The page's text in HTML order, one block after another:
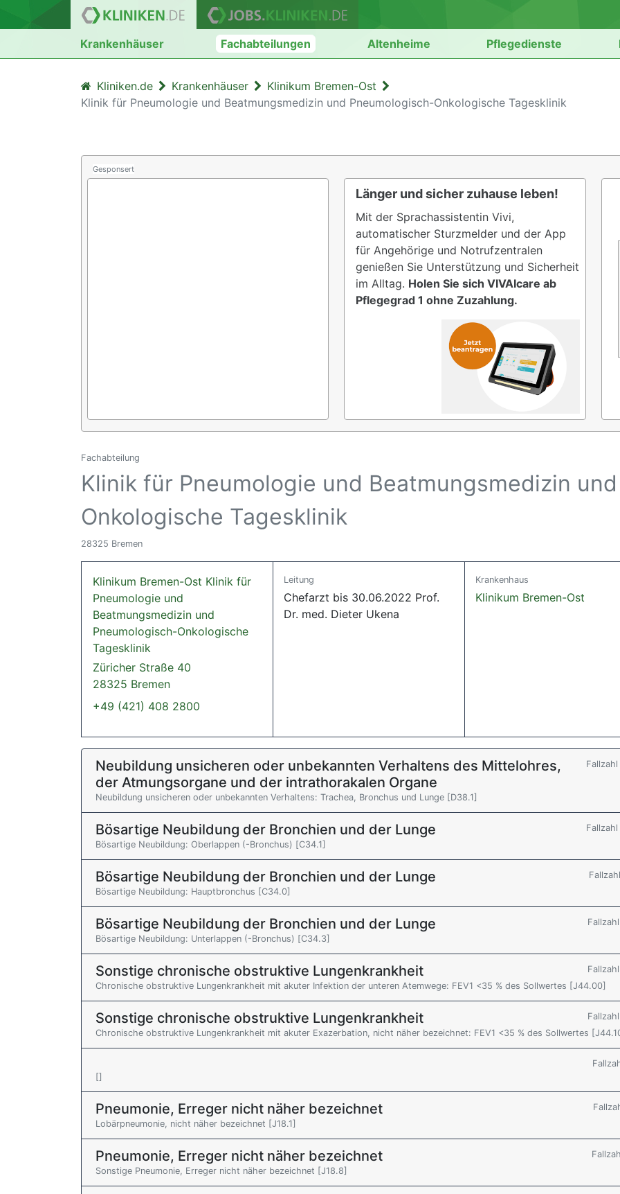
Krankenhäuser Fachabteilungen Altenheime Pflegedienste
Kliniken.de Krankenhäuser
Klinikum Bremen-Ost
Klinik für Pneumologie und Beatmungsmedizin und Pneumologisch-Onkologische Tagesklinik
Gesponsert
Länger und sicher zuhause leben!
Mit der Sprachassistentin Vivi,
automatischer Sturzmelder und der App
für Angehörige und Notrufzentralen
genießen Sie Unterstützung und Sicherheit
im Alltag. Holen Sie sich VIVAIcare ab
Pflegegrad 1 ohne Zuzahlung.
Fachabteilung
Klinik für Pneumologie und Beatmungsmedizin
Onkologische Tagesklinik
28325 Bremen
Klinikum Bremen-Ost Klinik für
Pneumologie und
Beatmungsmedizin und
Pneumologisch-Onkologische
Tagesklinik
Züricher Straße 40
28325 Bremen
+49 (421) 408 2800
Leitung
Chefarzt bis 30.06.2022 Prof.
Dr. med. Dieter Ukena
Krankenhaus
Klinikum Bremen-Ost
Neubildung unsicheren oder unbekannten Verhaltens des Mittelohres,
der Atmungsorgane und der intrathorakalen Organe
Neubildung unsicheren oder unbekannten Verhaltens: Trachea, Bronchus und Lunge [D38.1]
Bösartige Neubildung der Bronchien und der Lunge
Bösartige Neubildung: Oberlappen (-Bronchus) [C34.1]
Bösartige Neubildung der Bronchien und der Lunge
Bösartige Neubildung: Hauptbronchus [C34.0]
Bösartige Neubildung der Bronchien und der Lunge
Bösartige Neubildung: Unterlappen (-Bronchus) [C34.3]
Sonstige chronische obstruktive Lungenkrankheit
Chronische obstruktive Lungenkrankheit mit akuter Infektion der unteren Atemwege: FEV1 <35 % des Sollwertes [J44.00]
Sonstige chronische obstruktive Lungenkrankheit
Chronische obstruktive Lungenkrankheit mit akuter Exazerbation, nicht näher bezeichnet: FEV1 <35 % des Sollwertes
[]
Pneumonie, Erreger nicht näher bezeichnet
Lobärpneumonie, nicht näher bezeichnet [J18.1]
Pneumonie, Erreger nicht näher bezeichnet
Sonstige Pneumonie, Erreger nicht näher bezeichnet [J18.8]